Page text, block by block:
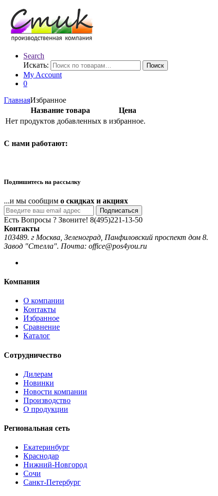
Search
Искать:
Поиск
My Account
0
ГлавнаяИзбранное
Название товара
Цена
Нет продуктов добавленных в избранное.
C нами работают:
Подпишитесь на рассылку
...и мы сообщим о скидках и акциях
Подписаться
Есть Вопросы ? Звоните! 8(495)221-13-50
Контакты
103489. г Москва, Зеленоград, Панфиловский проспект дом 8.
Завод "Стелла". Почта: office@pos4you.ru
Компания
О компании
Контакты
Избранное
Сравнение
Каталог
Сотрудничество
Дилерам
Новинки
Новости компании
Производство
О продукции
Региональная сеть
Екатеринбург
Краснодар
Нижний-Новгород
Сочи
Санкт-Петербург